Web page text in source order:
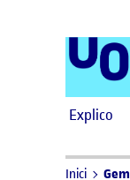
Explico
Inici